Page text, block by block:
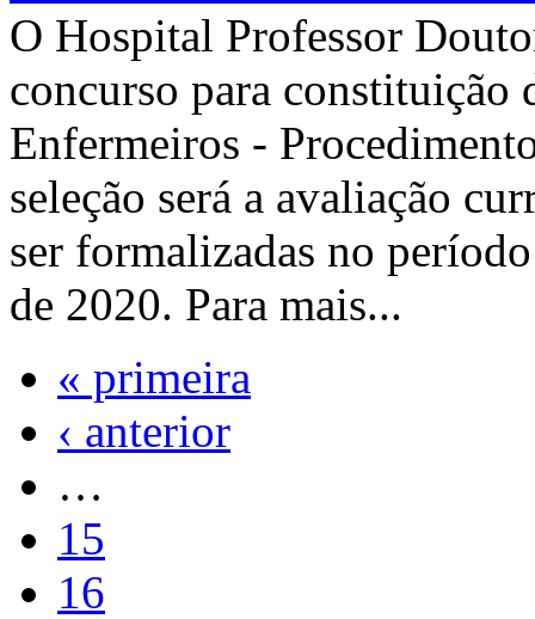
O Hospital Professor
concurso para constituição
Enfermeiros -
seleção será a avaliação
ser formalizadas no
de 2020. Para mais...
« primeira
‹ anterior
…
15
16